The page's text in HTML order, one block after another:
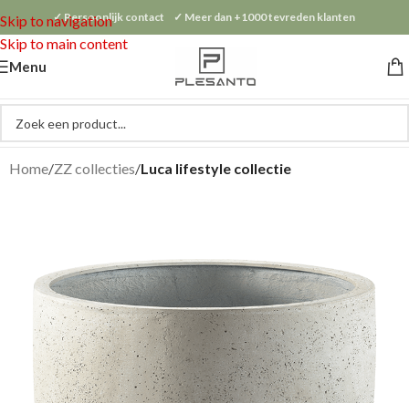
Skip to navigation
Skip to main content
✓ Persoonlijk contact ✓ Meer dan +1000 tevreden klanten
Menu
Home ZZ collecties Luca lifestyle collectie